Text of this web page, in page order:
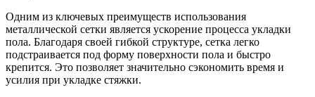
Одним из ключевых преимуществ использования
металлической сетки является ускорение процесса укладки
пола. Благодаря своей гибкой структуре, сетка легко
подстраивается под форму поверхности пола и быстро
крепится. Это позволяет значительно сэкономить время и
усилия при укладке стяжки.